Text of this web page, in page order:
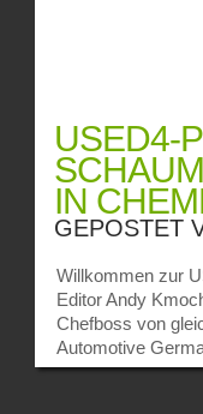
USED4-
IN
GEPOSTET
Willkommen zur
Editor Andy
Chefboss von
Automotive
nur ums